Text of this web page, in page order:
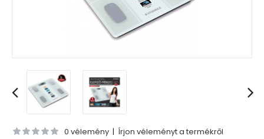
0 vélemény | Írjon véleményt a termékről